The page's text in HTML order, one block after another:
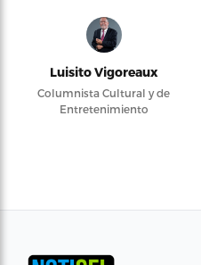
Luisito Vigoreaux
Columnista Cultural y de
Entretenimiento